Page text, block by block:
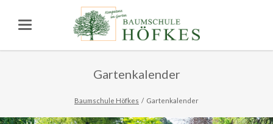
Gartenkalender
Baumschule Höfkes Gartenkalender